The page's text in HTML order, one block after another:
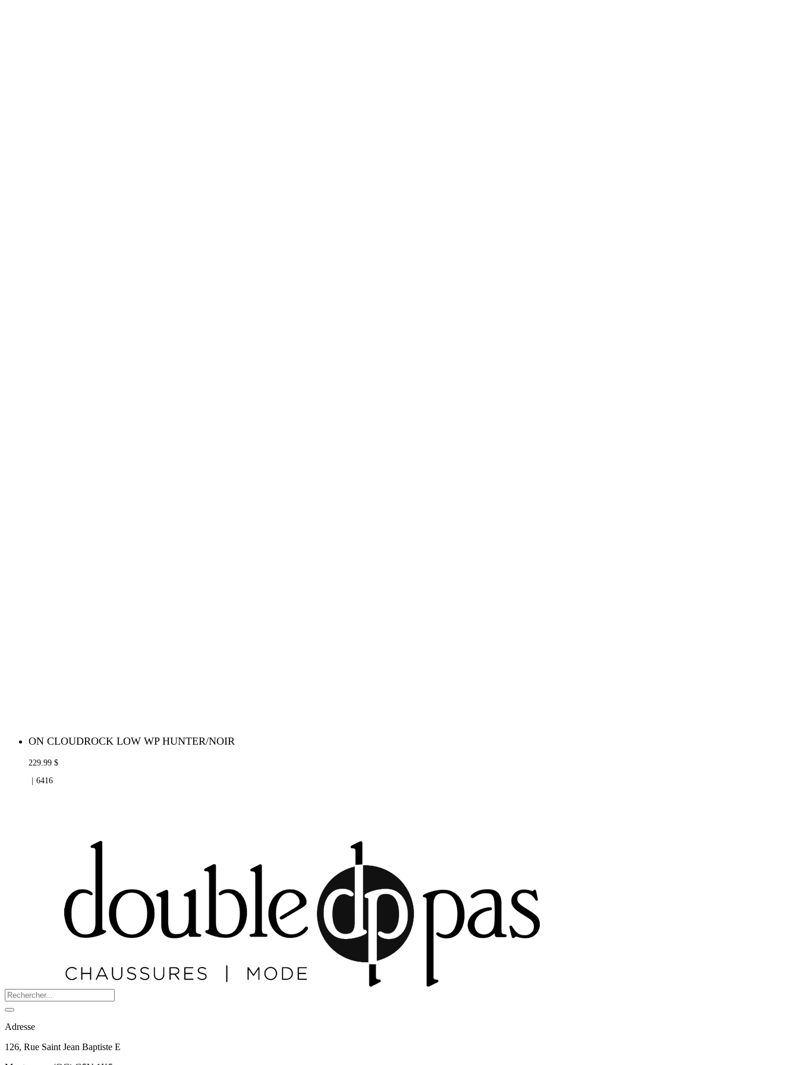
ON CLOUDROCK LOW WP HUNTER/NOIR
229.99 $
6416
Adresse
126, Rue Saint Jean Baptiste E